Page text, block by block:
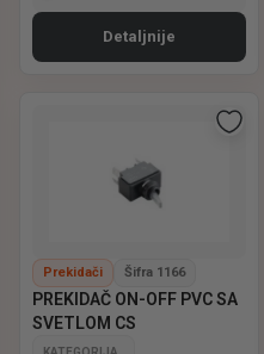
Detaljnije
Prekidači Šifra 1166
PREKIDAČ ON-OFF PVC SA
SVETLOM CS